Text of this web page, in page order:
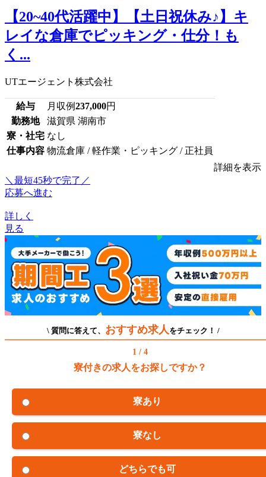
【20~40代活躍中】【土日祝休み♪】キ
レイな倉庫でピッキング・仕分！も
く...
UTエージェント株式会社
給与 月収例237,000円
勤務地
滋賀県 湖南市
寮・社宅 なし
仕事内容 物流倉庫 / 軽作業・ピッキング / 正社員
詳細を表示
＼最短45秒で完了／
応募へ進む
詳しく
見る
\ 質問に答えて、 おすすめ求人 をチェック！ /
1 / 4
寮付きの求人をお探しですか？
寮あり
寮なし
どちらでも可